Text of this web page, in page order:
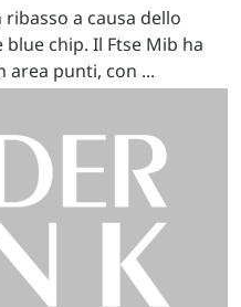
a causa dello
chip. Il Ftse Mib ha
area punti, con ...